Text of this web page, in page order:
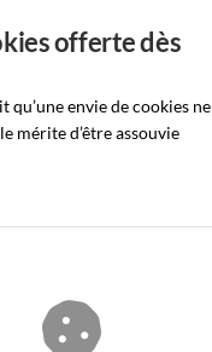
offerte dès
qu’une envie de cookies ne
mérite d’être assouvie